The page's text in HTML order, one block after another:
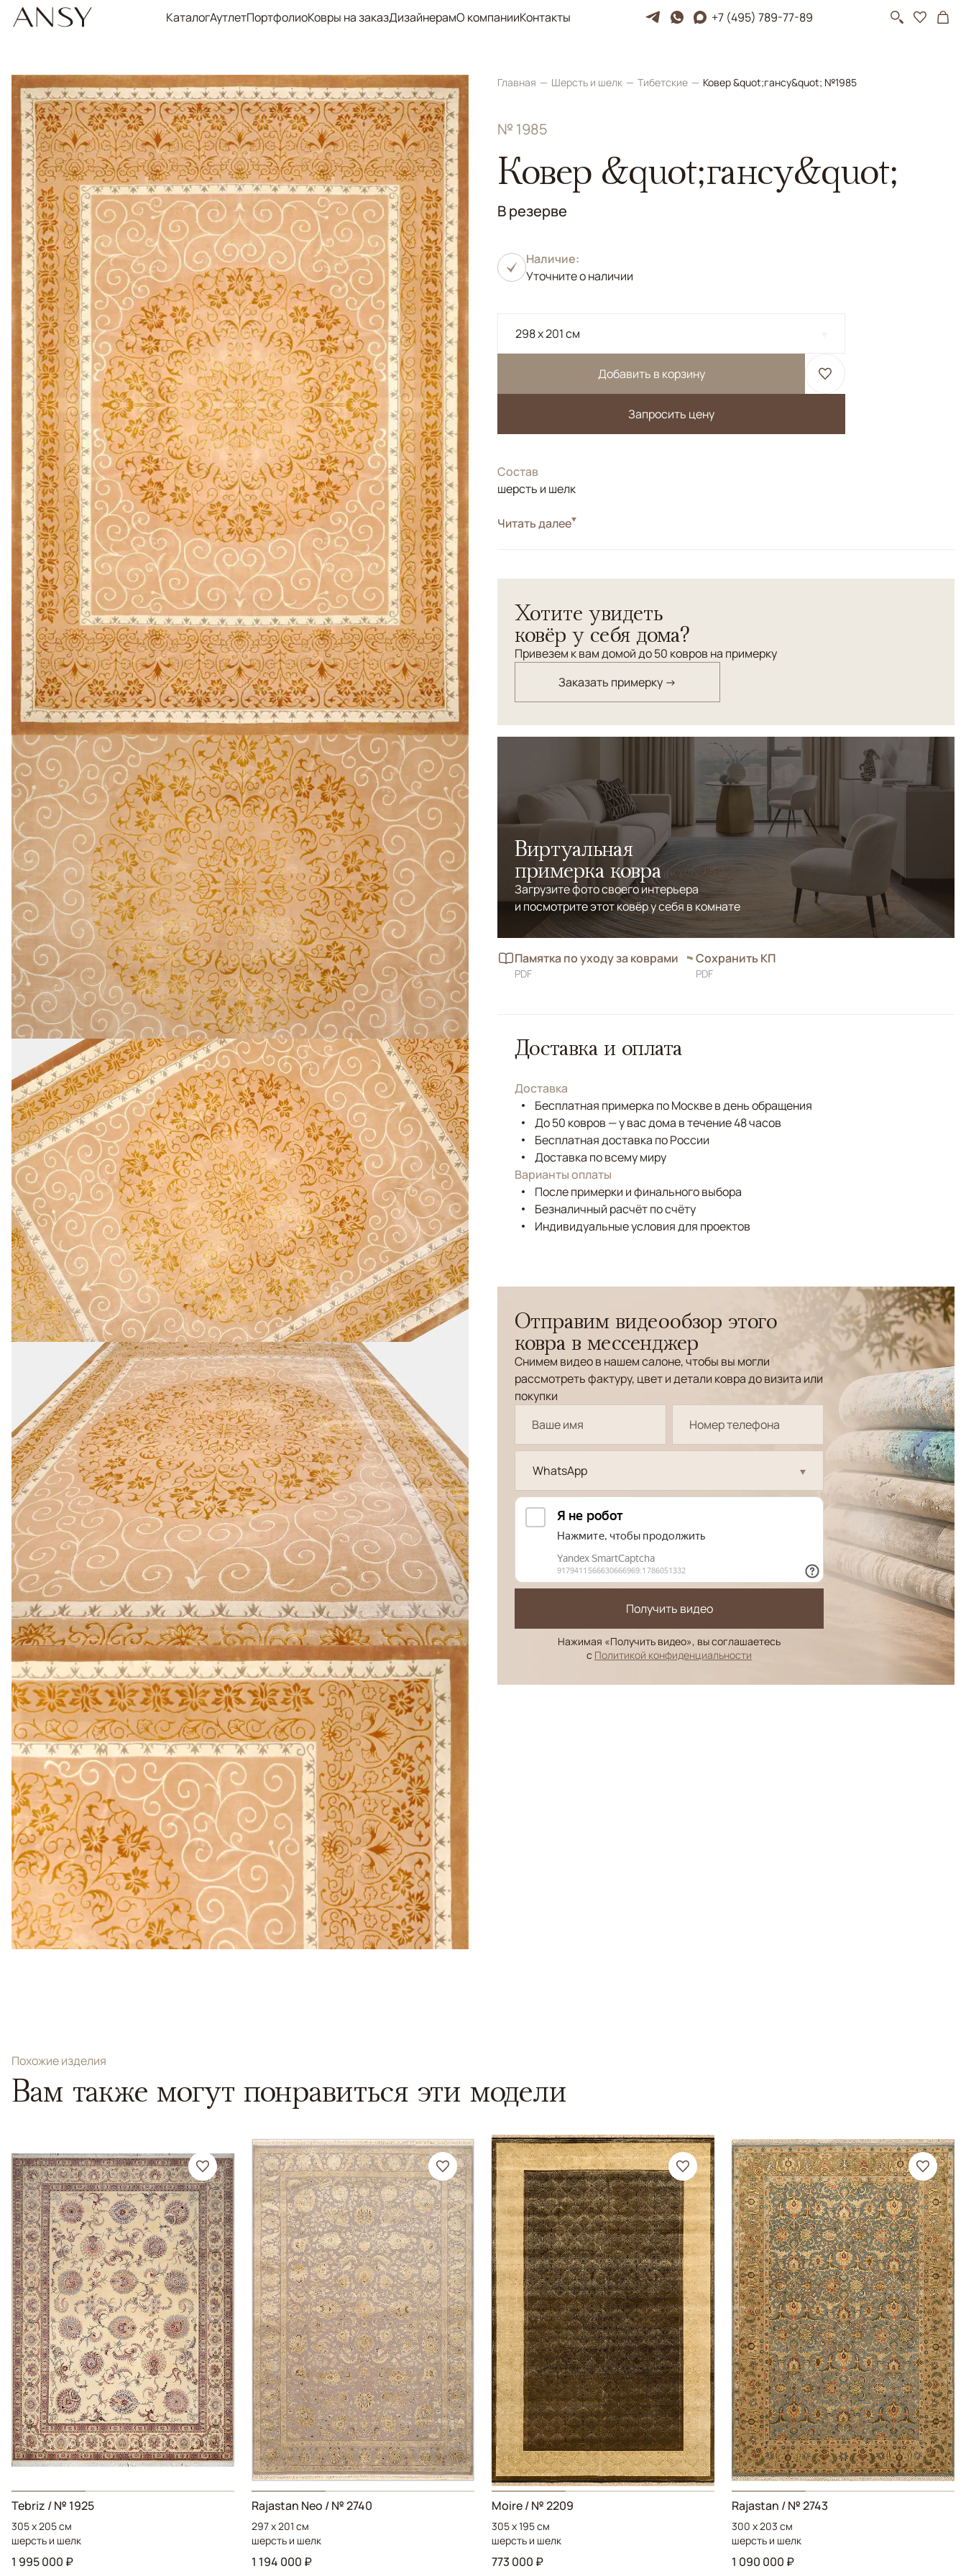
КаталогАутлетПортфолиоКовры на заказДизайнерамО компанииКонтакты +7 (495) 789-77-89
Главная Шерсть и шелк Тибетские Ковер &quot;гансу&quot; №1985
№ 1985
Ковер &quot;гансу&quot;
В резерве
Наличие:
Уточните о наличии
298 x 201 см
Добавить в корзину
Запросить цену
Состав
шерсть и шелк
для данного типа ковров.
Читать далее
Хотите увидеть
ковёр у себя дома?
Привезем к вам домой до 50 ковров на примерку
Заказать примерку →
Виртуальная
примерка ковра
Загрузите фото своего интерьера
и посмотрите этот ковёр у себя в комнате
Памятка по уходу за коврами
PDF
Сохранить КП
PDF
Доставка и оплата
Доставка
Бесплатная примерка по Москве в день обращения
До 50 ковров — у вас дома в течение 48 часов
Бесплатная доставка по России
Доставка по всему миру
Варианты оплаты
После примерки и финального выбора
Безналичный расчёт по счёту
Индивидуальные условия для проектов
Отправим видеообзор этого
ковра в мессенджер
Снимем видео в нашем салоне, чтобы вы могли
рассмотреть фактуру, цвет и детали ковра до визита или
покупки
WhatsApp
Получить видео
Нажимая «Получить видео», вы соглашаетесь
с Политикой конфиденциальности
Похожие изделия
Вам также могут понравиться эти модели
Tebriz / № 1925
305 x 205 см
шерсть и шелк
1 995 000 ₽
Rajastan Neo / № 2740
297 x 201 см
шерсть и шелк
1 194 000 ₽
Moire / № 2209
305 x 195 см
шерсть и шелк
773 000 ₽
Rajastan / № 2743
300 x 203 см
шерсть и шелк
1 090 000 ₽